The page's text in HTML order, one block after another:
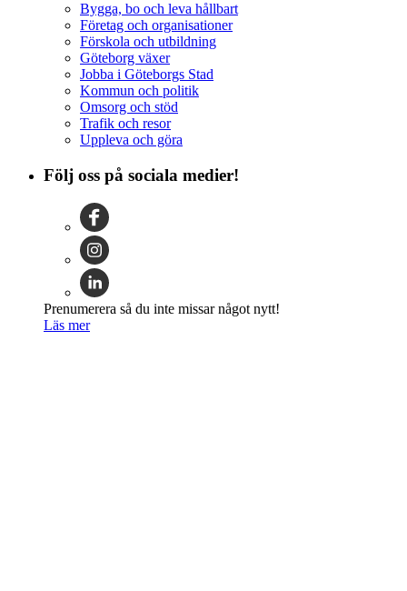
Bygga, bo och leva hållbart
Företag och organisationer
Förskola och utbildning
Göteborg växer
Jobba i Göteborgs Stad
Kommun och politik
Omsorg och stöd
Trafik och resor
Uppleva och göra
Följ oss på sociala medier!
Prenumerera så du inte missar något nytt!
Läs mer